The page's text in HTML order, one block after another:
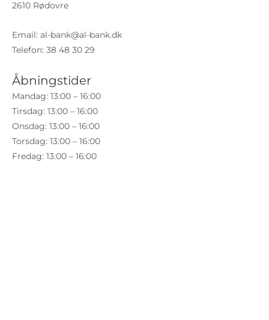
2610 Rødovre
Email: al-bank@al-bank.dk
Telefon: 38 48 30 29
Åbningstider
Mandag: 13:00 – 16:00
Tirsdag: 13:00 – 16:00
Onsdag: 13:00 – 16:00
Torsdag: 13:00 – 16:00
Fredag: 13:00 – 16:00